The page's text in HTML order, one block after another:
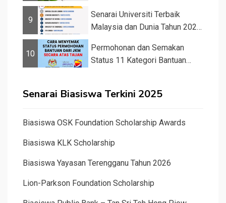
9
Senarai Universiti Terbaik
Malaysia dan Dunia Tahun 2026
10
Permohonan dan Semakan
Status 11 Kategori Bantuan
Senarai Biasiswa Terkini 2025
Biasiswa OSK Foundation Scholarship Awards
Biasiswa KLK Scholarship
Biasiswa Yayasan Terengganu Tahun 2026
Lion-Parkson Foundation Scholarship